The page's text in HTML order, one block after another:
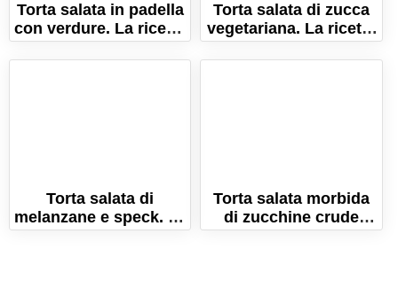
Torta salata in padella
con verdure. La ricetta
facile e senza forno!
Torta salata di zucca
vegetariana. La ricetta
semplice e gustosa!
Torta salata di
melanzane e speck. La
ricetta veloce, con
Torta salata morbida
di zucchine crude
grattugiate. La ricetta